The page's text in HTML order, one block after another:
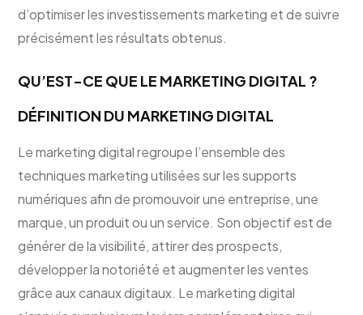
d’optimiser les investissements marketing et de suivre
précisément les résultats obtenus.
QU’EST-CE QUE LE MARKETING DIGITAL ?
DÉFINITION DU MARKETING DIGITAL
Le marketing digital regroupe l’ensemble des
techniques marketing utilisées sur les supports
numériques afin de promouvoir une entreprise, une
marque, un produit ou un service. Son objectif est de
générer de la visibilité, attirer des prospects,
développer la notoriété et augmenter les ventes
grâce aux canaux digitaux. Le marketing digital